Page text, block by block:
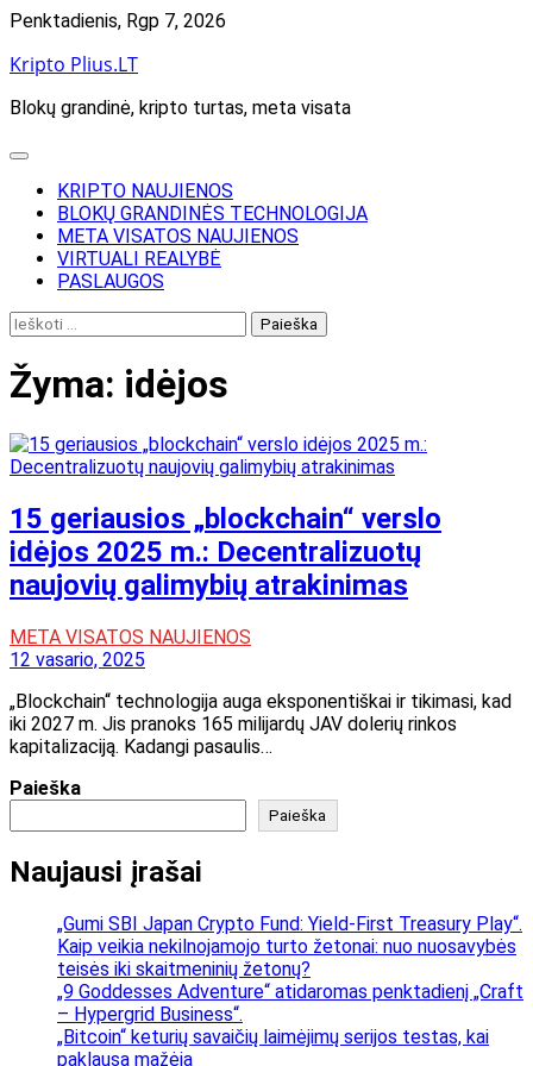
Skip
content
Penktadienis, Rgp 7, 2026
Kripto Plius.LT
Blokų grandinė, kripto turtas, meta visata
KRIPTO NAUJIENOS
BLOKŲ GRANDINĖS TECHNOLOGIJA
META VISATOS NAUJIENOS
VIRTUALI REALYBĖ
PASLAUGOS
Ieškoti:
Žyma: idėjos
15 geriausios „blockchain“ verslo
idėjos 2025 m.: Decentralizuotų
naujovių galimybių atrakinimas
META VISATOS NAUJIENOS
12 vasario, 2025
„Blockchain“ technologija auga eksponentiškai ir tikimasi, kad
iki 2027 m. Jis pranoks 165 milijardų JAV dolerių rinkos
kapitalizaciją. Kadangi pasaulis…
Paieška
Paieška
Naujausi įrašai
„Gumi SBI Japan Crypto Fund: Yield-First Treasury Play“.
Kaip veikia nekilnojamojo turto žetonai: nuo nuosavybės
teisės iki skaitmeninių žetonų?
„9 Goddesses Adventure“ atidaromas penktadienį „Craft
– Hypergrid Business“.
„Bitcoin“ keturių savaičių laimėjimų serijos testas, kai
paklausa mažėja